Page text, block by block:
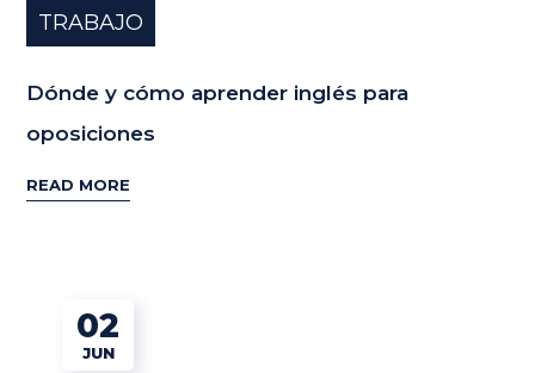
TRABAJO
Dónde y cómo aprender inglés para
oposiciones
READ MORE
02
JUN